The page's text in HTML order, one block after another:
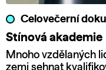
Celovečerní
Stínová akademie
Mnoho vzdělaných
zemi sehnat